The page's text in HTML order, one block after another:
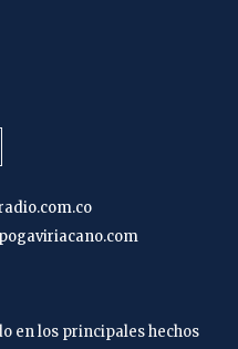
en los principales hechos